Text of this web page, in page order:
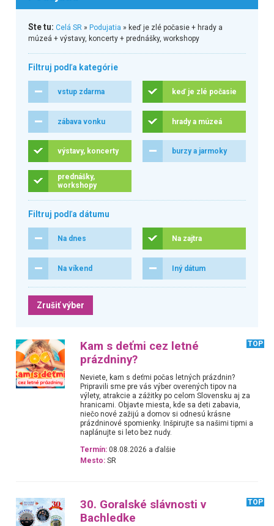
Ste tu: Celá SR» Podujatia » keď je zlé počasie + hrady a
múzeá + výstavy, koncerty + prednášky, workshopy
Filtruj podľa kategórie
vstup zdarma keď je zlé počasie
zábava vonku hrady a múzeá
výstavy, koncerty burzy a jarmoky
prednášky,
workshopy
Filtruj podľa dátumu
Na dnes Na zajtra
Na víkend Iný dátum
Zrušiť výber
Kam s deťmi cez letné
prázdniny?
TOP
Neviete, kam s deťmi počas letných prázdnin?
Pripravili sme pre vás výber overených tipov na
výlety, atrakcie a zážitky po celom Slovensku aj za
hranicami. Objavte miesta, kde sa deti zabavia,
niečo nové zažijú a domov si odnesú krásne
prázdninové spomienky. Inšpirujte sa našimi tipmi a
naplánujte si leto bez nudy.
Termín: 08.08.2026 a ďalšie
Mesto: SR
30. Goralské slávnosti v
Bachledke
TOP